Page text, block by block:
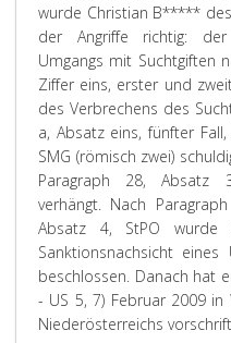
wurde Christian B*****
der Angriffe richtig: der
Umgangs mit Suchtgiften
Ziffer eins, erster und
des Verbrechens des
a, Absatz eins, fünfter
SMG (römisch zwei)
Paragraph 28, Absatz
verhängt. Nach
Absatz 4, StPO wurde
Sanktionsnachsicht
beschlossen. Danach hat
- US 5, 7) Februar 2009
Niederösterreichs